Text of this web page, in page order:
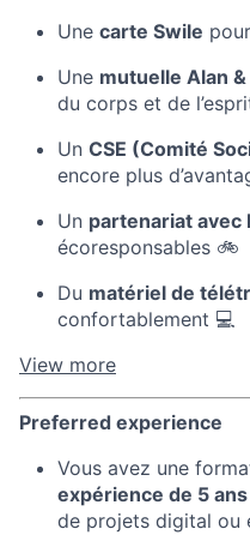
Une carte Swile
Une mutuelle Alan
du corps et de
Un CSE (Comité
encore plus
Un partenariat avec
écoresponsables 🚲
Du matériel de
confortablement 💻
View more
Preferred experience
Vous avez une
expérience de 5 ans
de projets digital ou